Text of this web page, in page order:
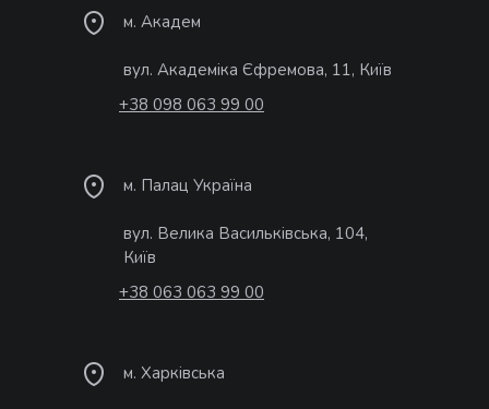
м. Академ
вул. Академіка Єфремова, 11, Київ
+38 098 063 99 00
м. Палац Україна
вул. Велика Васильківська, 104,
Київ
+38 063 063 99 00
м. Харківська